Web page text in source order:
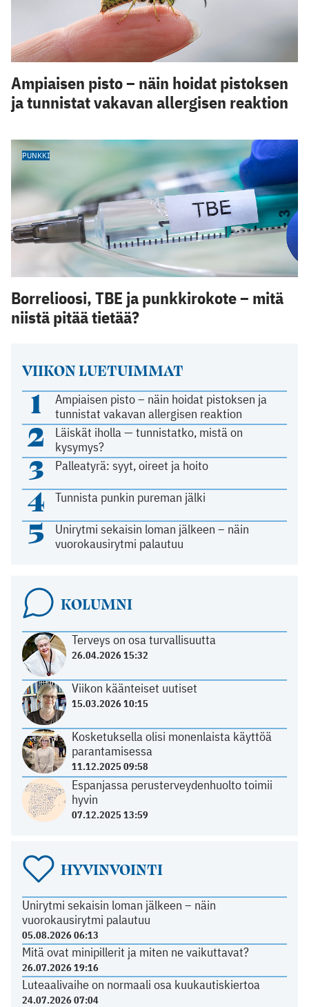
VIIKON LUETUIMMAT
1
Ampiaisen pisto – näin hoidat pistoksen ja
tunnistat vakavan allergisen reaktion
2
Läiskät iholla — tunnistatko, mistä on
kysymys?
3 Palleatyrä: syyt, oireet ja hoito
4 Tunnista punkin pureman jälki
5
Unirytmi sekaisin loman jälkeen – näin
vuorokausirytmi palautuu
KOLUMNI
Terveys on osa turvallisuutta
26.04.2026 15:32
Viikon käänteiset uutiset
15.03.2026 10:15
Kosketuksella olisi monenlaista käyttöä
parantamisessa
11.12.2025 09:58
Espanjassa perusterveydenhuolto toimii
hyvin
07.12.2025 13:59
HYVINVOINTI
Unirytmi sekaisin loman jälkeen – näin
vuorokausirytmi palautuu
05.08.2026 06:13
Mitä ovat minipillerit ja miten ne vaikuttavat?
26.07.2026 19:16
Luteaalivaihe on normaali osa kuukautiskiertoa
24.07.2026 07:04
Ampiaisen pisto – näin hoidat pistoksen
ja tunnistat vakavan allergisen reaktion
PUNKKI
Borrelioosi, TBE ja punkkirokote – mitä
niistä pitää tietää?